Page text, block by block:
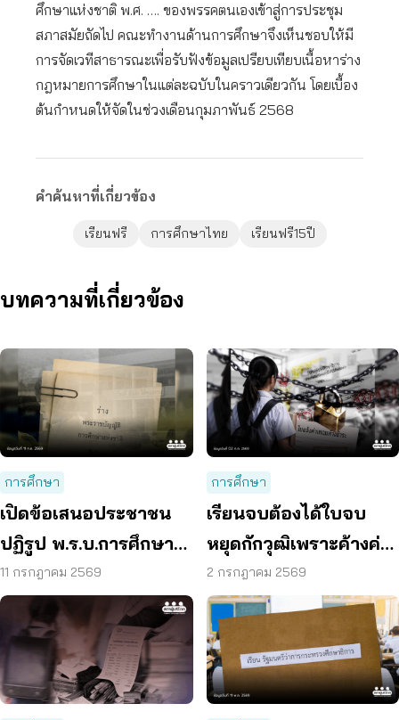
ศึกษาแห่งชาติ พ.ศ. …. ของพรรคตนเองเข้าสู่การประชุม
สภาสมัยถัดไป คณะทำงานด้านการศึกษาจึงเห็นชอบให้มี
การจัดเวทีสาธารณะเพื่อรับฟังข้อมูลเปรียบเทียบเนื้อหาร่าง
กฎหมายการศึกษาในแต่ละฉบับในคราวเดียวกัน โดยเบื้อง
ต้นกำหนดให้จัดในช่วงเดือนกุมภาพันธ์ 2568
คำค้นหาที่เกี่ยวข้อง
เรียนฟรี การศึกษาไทย เรียนฟรี15ปี
บทความที่เกี่ยวข้อง
การศึกษา
เปิดข้อเสนอประชาชน
ปฏิรูป พ.ร.บ.การศึกษา
แห่งชาติ ลดเหลื่อมล้ำ –
เพิ่มคุณภาพผู้เรียน
11 กรกฎาคม 2569
การศึกษา
เรียนจบต้องได้ใบจบ
หยุดกักวุฒิเพราะค้างค่า
เทอม ปิดกั้นอนาคตเด็ก
2 กรกฎาคม 2569